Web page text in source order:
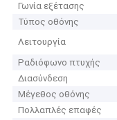
Γωνία εξέτασης
Τύπος οθόνης
Λειτουργία
Ραδιόφωνο πτυχής
Διασύνδεση
Μέγεθος οθόνης
Πολλαπλές επαφές